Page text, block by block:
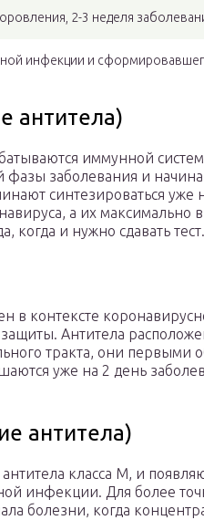
2-3 неделя
инфекции и
антитела)
иммунной
фазы заболевания и
синтезироваться уже
а их максимально
когда и нужно сдавать тест.
в контексте
Антитела
тракта, они первыми
уже на 2 день
антитела)
класса М, и
инфекции. Для более
болезни, когда